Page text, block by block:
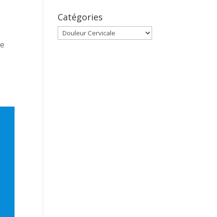
Catégories
Catégories